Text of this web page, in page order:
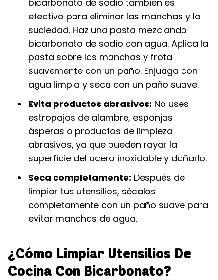
bicarbonato de sodio también es
efectivo para eliminar las manchas y la
suciedad. Haz una pasta mezclando
bicarbonato de sodio con agua. Aplica la
pasta sobre las manchas y frota
suavemente con un paño. Enjuaga con
agua limpia y seca con un paño suave.
Evita productos abrasivos: No uses
estropajos de alambre, esponjas
ásperas o productos de limpieza
abrasivos, ya que pueden rayar la
superficie del acero inoxidable y dañarlo.
Seca completamente: Después de
limpiar tus utensilios, sécalos
completamente con un paño suave para
evitar manchas de agua.
¿Cómo Limpiar Utensilios De
Cocina Con Bicarbonato?